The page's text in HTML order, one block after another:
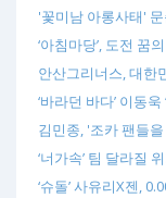
'꽃미남 아롱사태'
‘아침마당’, 도전 꿈
안산그리너스, 대한
‘바라던 바다’ 이동
김민종, '조카 팬들
‘너가속’ 팀 달라질
‘슈돌’ 사유리X젠,